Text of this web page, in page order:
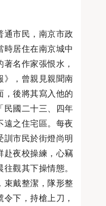
市民，南京市政
時居住在南京城中
名作家張恨水，
》，曾親見親聞南
，後將其寫入他的
民國二十三、四年
遠之住宅區。每夜
訓市民於街燈尚明
赴夜校操練，心竊
觀其下操情態。
束戴整潔，隊形整
下，持槍上刀，